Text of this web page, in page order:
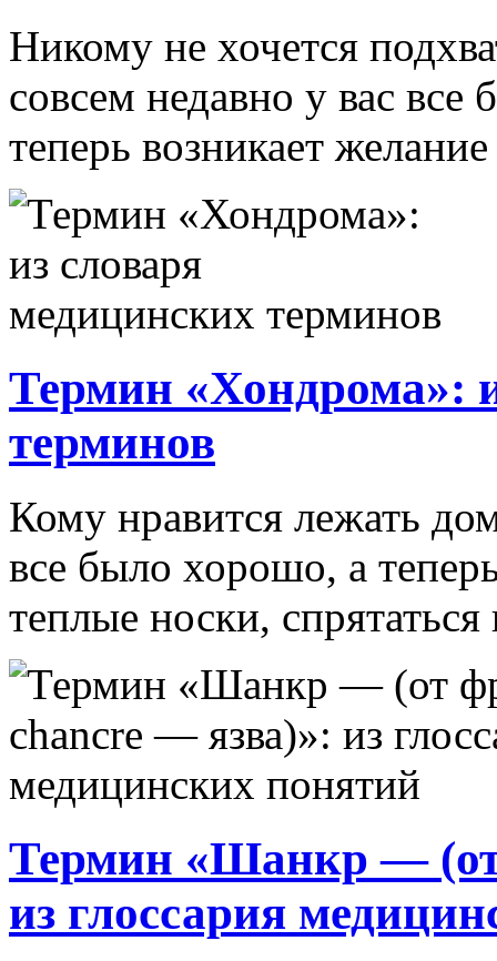
Никому не хочется
совсем недавно у вас
теперь возникает
Термин «Хондрома»:
терминов
Кому нравится лежать
все было хорошо, а
теплые носки,
Термин «Шанкр —
из глоссария